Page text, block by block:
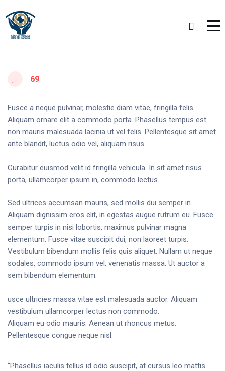
69
Fusce a neque pulvinar, molestie diam vitae, fringilla felis.
Aliquam ornare elit a commodo porta. Phasellus tempus est
non mauris malesuada lacinia ut vel felis. Pellentesque sit amet
ante blandit, luctus odio vel, aliquam risus.
Curabitur euismod velit id fringilla vehicula. In sit amet risus
porta, ullamcorper ipsum in, commodo lectus.
Sed ultrices accumsan mauris, sed mollis dui semper in.
Aliquam dignissim eros elit, in egestas augue rutrum eu. Fusce
semper turpis in nisi lobortis, maximus pulvinar magna
elementum. Fusce vitae suscipit dui, non laoreet turpis.
Vestibulum bibendum mollis felis quis aliquet. Nullam ut neque
sodales, commodo ipsum vel, venenatis massa. Ut auctor a
sem bibendum elementum.
usce ultricies massa vitae est malesuada auctor. Aliquam
vestibulum ullamcorper lectus non commodo.
Aliquam eu odio mauris. Aenean ut rhoncus metus.
Pellentesque congue neque nisl.
“Phasellus iaculis tellus id odio suscipit, at cursus leo mattis.